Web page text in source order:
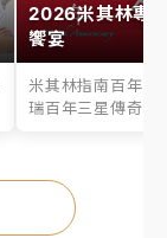
2026米其林專
饗宴
米其林指南百年之
瑞百年三星傳奇、